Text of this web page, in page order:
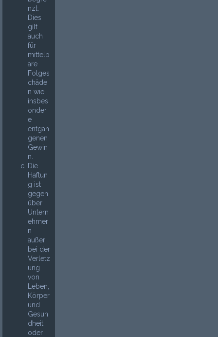
nzt.
Dies
gilt
auch
für
mittelb
are
Folges
chäde
n wie
insbes
onder
e
entgan
genen
Gewin
n.
Die
Haftun
g ist
gegen
über
Untern
ehmer
n
außer
bei der
Verletz
ung
von
Leben,
Körper
und
Gesun
dheit
oder